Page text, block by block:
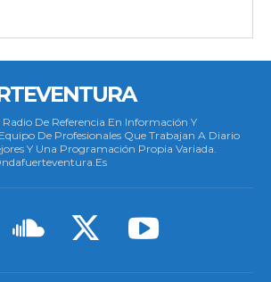
Radio De Referencia En Información Y
De Profesionales Que Trabajan A Diario
Y Una Programación Propia Variada.